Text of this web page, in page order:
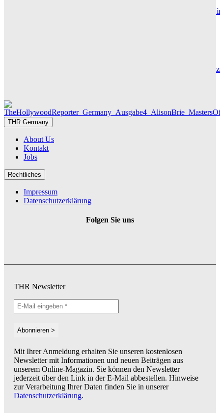
Maxton Hall: Erste Bilder aus Staffel 3 – der Serienhit geht
Die Geschichte hinter „Olivia Jones“ – Vom Provinzjungen
THR Germany
About Us
Kontakt
Jobs
Rechtliches
Impressum
Datenschutzerklärung
Folgen Sie uns
THR Newsletter
Mit Ihrer Anmeldung erhalten Sie unseren kostenlosen
Newsletter mit Informationen und neuen Beiträgen aus
unserem Online-Magazin. Sie können den Newsletter
jederzeit über den Link in der E-Mail abbestellen. Hinweise
zur Verarbeitung Ihrer Daten finden Sie in unserer
Datenschutzerklärung.